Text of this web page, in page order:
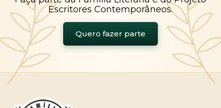
Escritores Contemporâneos.
Quero fazer parte